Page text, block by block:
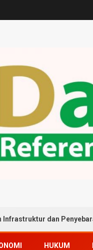
Posyandu
HUKUM